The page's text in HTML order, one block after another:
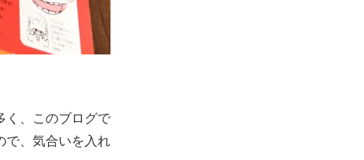
く、このブログで
で、気合いを入れ